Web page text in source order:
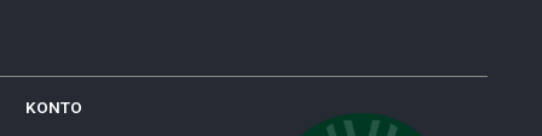
KONTO